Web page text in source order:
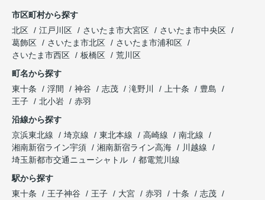
市区町村から探す
北区
江戸川区 さいたま市大宮区
さいたま市中央区
葛飾区
さいたま市北区
さいたま市浦和区
さいたま市西区
板橋区
荒川区
町名から探す
東十条
浮間 神谷 志茂 滝野川 上十条
豊島
王子
北小岩
赤羽
沿線から探す
京浜東北線
埼京線 東北本線 高崎線
南北線
湘南新宿ライン宇須
湘南新宿ライン高海
川越線
埼玉新都市交通ニューシャトル
都電荒川線
駅から探す
東十条
王子神谷 王子 大宮 赤羽 十条
志茂